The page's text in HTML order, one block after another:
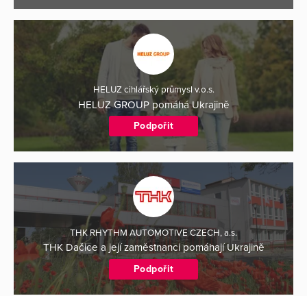
HELUZ cihlářský průmysl v.o.s.
HELUZ GROUP pomáhá Ukrajině
Podpořit
THK RHYTHM AUTOMOTIVE CZECH, a.s.
THK Dačice a její zaměstnanci pomáhají Ukrajině
Podpořit